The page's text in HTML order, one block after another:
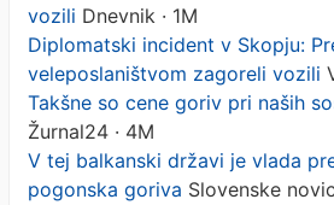
vozili Dnevnik · 1M
Diplomatski incident v Skopju:
veleposlaništvom zagoreli vozili
Takšne so cene goriv pri naših
Žurnal24 · 4M
V tej balkanski državi je vlada
pogonska goriva Slovenske